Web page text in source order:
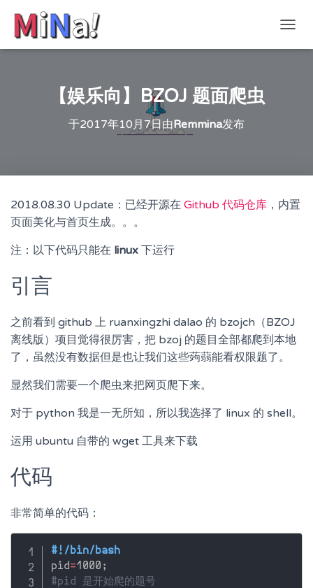
换
【娱乐向】BZOJ 题面爬虫
于2017年10月7日由Remmina发布
2018.08.30 Update：已经开源在 Github 代码仓库 ，内置
页面美化与首页生成。。。
注：以下代码只能在 linux 下运行
引言
之前看到 github 上 ruanxingzhi dalao 的 bzojch（BZOJ
离线版）项目觉得很厉害，把 bzoj 的题目全部都爬到本地
了，虽然没有数据但是也让我们这些蒟蒻能看权限题了。
显然我们需要一个爬虫来把网页爬下来。
对于 python 我是一无所知，所以我选择了 linux 的 shell。
运用 ubuntu 自带的 wget 工具来下载
代码
非常简单的代码：
#!/bin/bash
pid=1000 ;
#pid 是开始爬的题号